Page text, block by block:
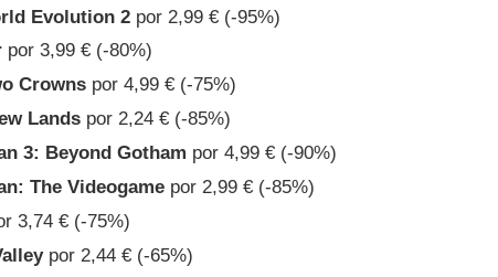
Evolution 2 por 2,99 € (-95%)
por 3,99 € (-80%)
Crowns por 4,99 € (-75%)
Lands por 2,24 € (-85%)
3: Beyond Gotham por 4,99 € (-90%)
The Videogame por 2,99 € (-85%)
3,74 € (-75%)
por 2,44 € (-65%)